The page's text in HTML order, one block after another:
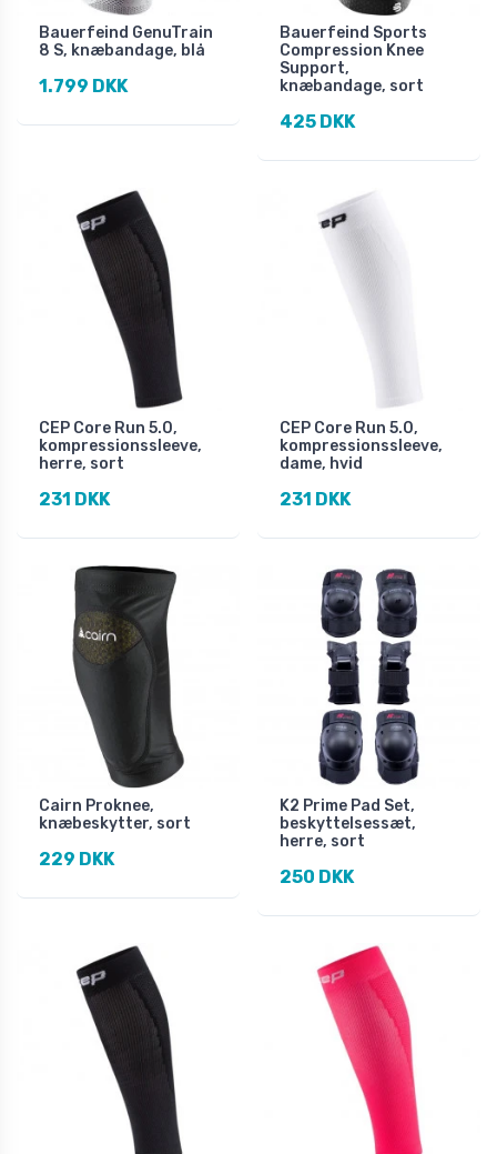
Bauerfeind GenuTrain
8 S, knæbandage, blå
1.799 DKK
Bauerfeind Sports
Compression Knee
Support,
knæbandage, sort
425 DKK
CEP Core Run 5.0,
kompressionssleeve,
herre, sort
231 DKK
CEP Core Run 5.0,
kompressionssleeve,
dame, hvid
231 DKK
Cairn Proknee,
knæbeskytter, sort
229 DKK
K2 Prime Pad Set,
beskyttelsessæt,
herre, sort
250 DKK